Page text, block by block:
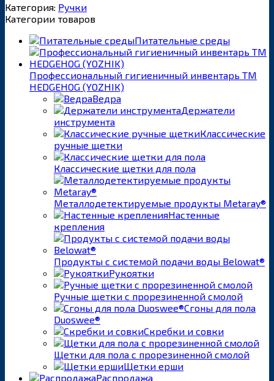
Категория: Ручки
Категории товаров
Питательные среды
Профессиональный гигиеничный инвентарь ТМ
HEDGEHOG (YOZHIK)
Ведра
Держатели
инструмента
Классические
ручные щетки
Классические щетки для пола
Металлодетектируемые продукты Metaray®
Настенные
крепления
Продукты с системой подачи воды Belowat®
Рукоятки
Ручные щетки с прорезиненной смолой
Сгоны для пола
Duoswee®
Скребки и совки
Щетки для пола с прорезиненной смолой
Щетки ерши
Распродажа